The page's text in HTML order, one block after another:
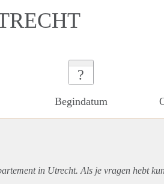
?
Begindatum
in Utrecht. Als je vragen hebt